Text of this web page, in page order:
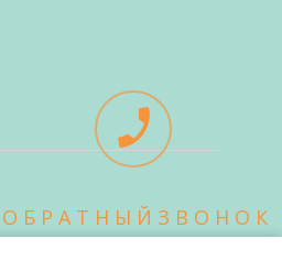
О Б Р А Т Н Ы Й З В О Н О К